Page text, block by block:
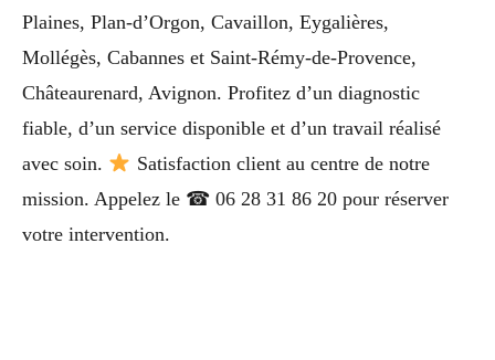
Plaines, Plan-d’Orgon, Cavaillon, Eygalières,
Mollégès, Cabannes et Saint-Rémy-de-Provence,
Châteaurenard, Avignon. Profitez d’un diagnostic
fiable, d’un service disponible et d’un travail réalisé
avec soin.
Satisfaction client au centre de notre
mission. Appelez le ☎ 06 28 31 86 20 pour réserver
votre intervention.